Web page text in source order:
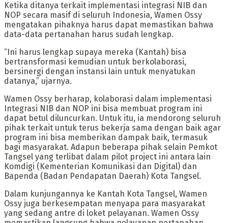
Ketika ditanya terkait implementasi integrasi NIB dan
NOP secara masif di seluruh Indonesia, Wamen Ossy
mengatakan pihaknya harus dapat memastikan bahwa
data-data pertanahan harus sudah lengkap.
“Ini harus lengkap supaya mereka (Kantah) bisa
bertransformasi kemudian untuk berkolaborasi,
bersinergi dengan instansi lain untuk menyatukan
datanya,” ujarnya.
Wamen Ossy berharap, kolaborasi dalam implementasi
Integrasi NIB dan NOP ini bisa membuat program ini
dapat betul diluncurkan. Untuk itu, ia mendorong seluruh
pihak terkait untuk terus bekerja sama dengan baik agar
program ini bisa memberikan dampak baik, termasuk
bagi masyarakat. Adapun beberapa pihak selain Pemkot
Tangsel yang terlibat dalam pilot project ini antara lain
Komdigi (Kementerian Komunikasi dan Digital) dan
Bapenda (Badan Pendapatan Daerah) Kota Tangsel.
Dalam kunjungannya ke Kantah Kota Tangsel, Wamen
Ossy juga berkesempatan menyapa para masyarakat
yang sedang antre di loket pelayanan. Wamen Ossy